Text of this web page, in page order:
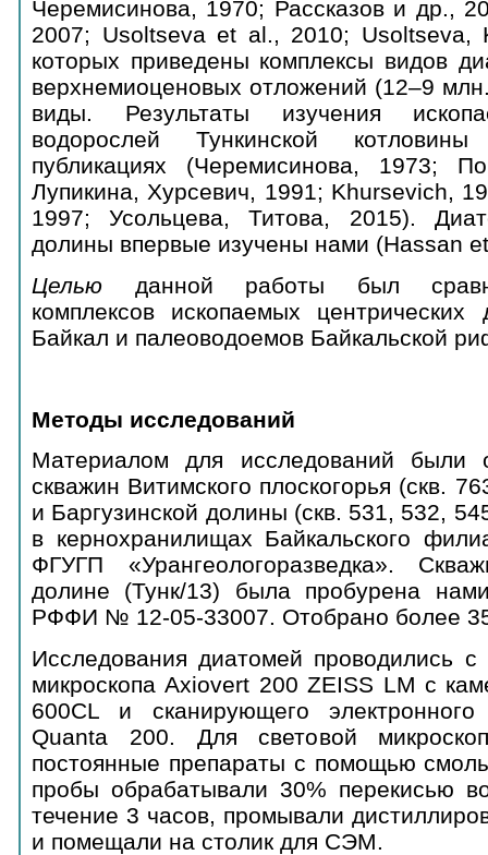
Черемисинова, 1970; Рассказов и др.,
2007; Usoltseva et al., 2010; Usoltseva,
которых приведены комплексы видов
верхнемиоценовых отложений (12–9
виды. Результаты изучения
водорослей Тункинской
публикациях (Черемисинова, 1973;
Лупикина, Хурсевич, 1991; Khursevich,
1997; Усольцева, Титова, 2015).
долины впервые изучены нами (Hassan
Целью данной работы был
комплексов ископаемых
Байкал и палеоводоемов Байкальской
Методы исследований
Материалом для исследований были
скважин Витимского плоскогорья (скв.
и Баргузинской долины (скв. 531, 532,
в кернохранилищах Байкальского
ФГУГП «Урангеологоразведка».
долине (Тунк/13) была пробурена
РФФИ № 12-05-33007. Отобрано более
Исследования диатомей проводились
микроскопа Axiovert 200 ZEISS LM с
600CL и сканирующего
Quanta 200. Для световой
постоянные препараты с помощью
пробы обрабатывали 30% перекисью
течение 3 часов, промывали
и помещали на столик для СЭМ.